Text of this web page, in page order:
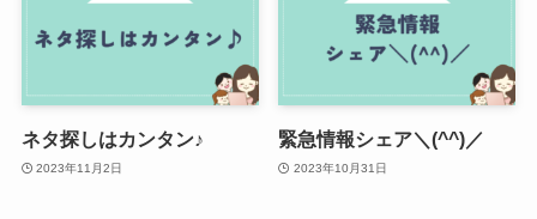
ネタ探しはカンタン♪
2023年11月2日
緊急情報シェア＼(^^)／
2023年10月31日